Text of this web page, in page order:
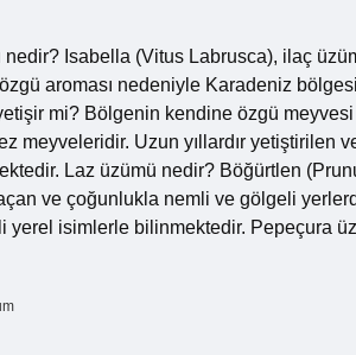
nedir? Isabella (Vitus Labrusca), ilaç
aroması nedeniyle Karadeniz
mi? Bölgenin kendine özgü
meyveleridir. Uzun yıllardır yetiştirilen
Laz üzümü nedir? Böğürtlen
ve çoğunlukla nemli ve gölgeli
yerel isimlerle bilinmektedir. Pepeçura